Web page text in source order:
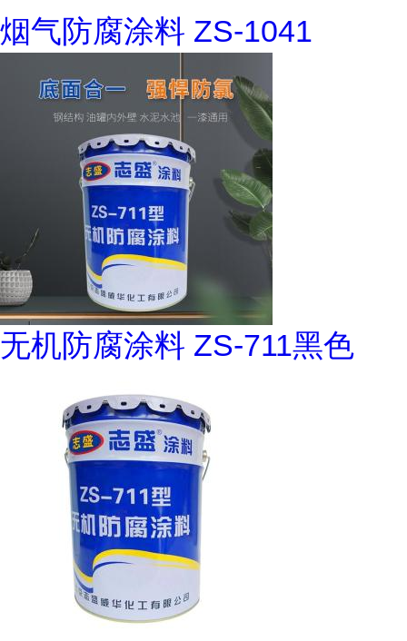
烟气防腐涂料 ZS-1041
无机防腐涂料 ZS-711黑色